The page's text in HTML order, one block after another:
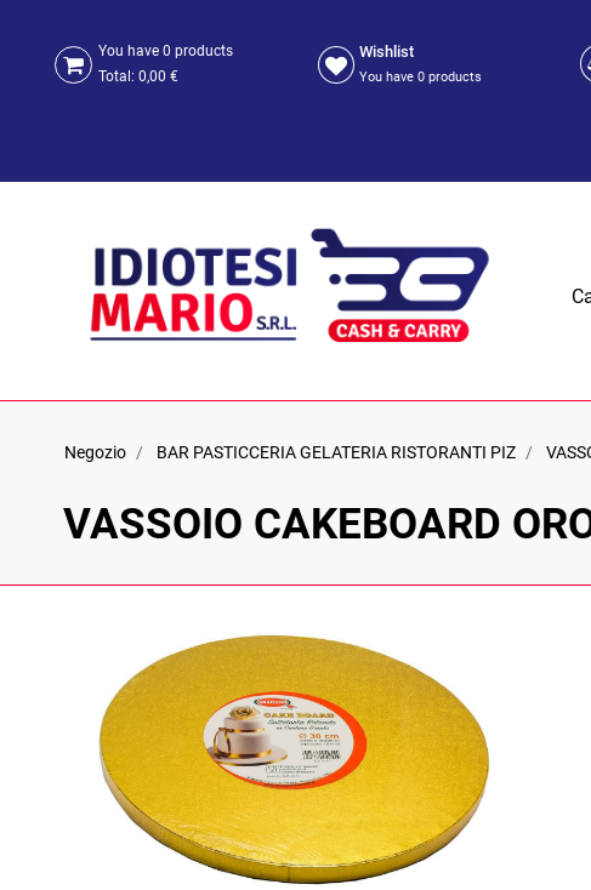
You have 0 products
Total: 0,00 €
Wishlist
You have 0products
Negozio BAR PASTICCERIA GELATERIA RISTORANTI PIZ
VASSOIO CAKEBOARD